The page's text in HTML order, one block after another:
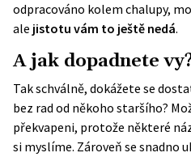
odpracováno kolem chalupy,
ale jistotu vám to ještě nedá.
A jak dopadnete
Tak schválně, dokážete se
bez rad od někoho staršího?
překvapeni, protože některé
si myslíme. Zároveň se snadno